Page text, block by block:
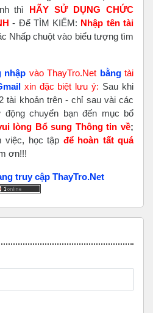
thì HÃY SỬ DỤNG CHỨC
- Để TÌM KIẾM: Nhập tên tài
Nhấp chuột vào biểu tượng tìm
nhập vào ThayTro.Net bằngtài
xin đặc biệt lưu ý: Sau khi
tài khoản trên - chỉ sau vài các
động chuyển bạn đến mục bổ
lòng Bổ sung Thông tin về;
việc, học tập để hoàn tấtquá
ơn!!!
truy cập ThayTro.Net